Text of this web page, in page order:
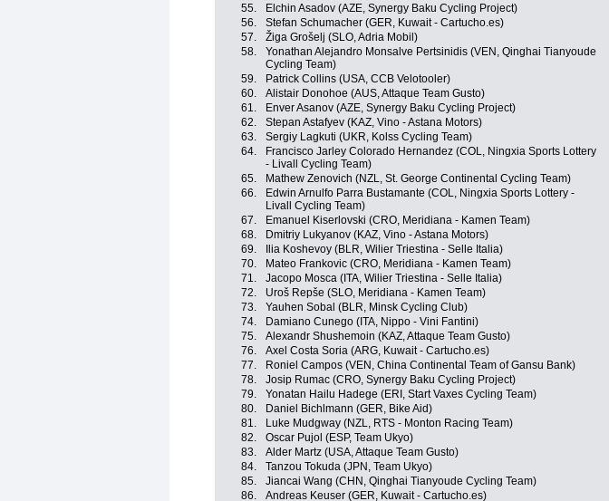
55.
Elchin Asadov (AZE, Synergy Baku Cycling Project)
56.
Stefan Schumacher (GER, Kuwait - Cartucho.es)
57.
Žiga Grošelj (SLO, Adria Mobil)
58.
Yonathan Alejandro Monsalve Pertsinidis (VEN, Qinghai Tianyoude
Cycling Team)
59. Patrick Collins (USA, CCB Velotooler)
60.
Alistair Donohoe (AUS, Attaque Team Gusto)
61.
Enver Asanov (AZE, Synergy Baku Cycling Project)
62.
Stepan Astafyev (KAZ, Vino - Astana Motors)
63.
Sergiy Lagkuti (UKR, Kolss Cycling Team)
64.
Francisco Jarley Colorado Hernandez (COL, Ningxia Sports Lottery
- Livall Cycling Team)
65. Mathew Zenovich (NZL, St. George Continental Cycling Team)
66.
Edwin Arnulfo Parra Bustamante (COL, Ningxia Sports Lottery -
Livall Cycling Team)
67. Emanuel Kiserlovski (CRO, Meridiana - Kamen Team)
68.
Dmitriy Lukyanov (KAZ, Vino - Astana Motors)
69.
Ilia Koshevoy (BLR, Wilier Triestina - Selle Italia)
70.
Mateo Frankovic (CRO, Meridiana - Kamen Team)
71.
Jacopo Mosca (ITA, Wilier Triestina - Selle Italia)
72.
Uroš Repše (SLO, Meridiana - Kamen Team)
73.
Yauhen Sobal (BLR, Minsk Cycling Club)
74.
Damiano Cunego (ITA, Nippo - Vini Fantini)
75.
Alexandr Shushemoin (KAZ, Attaque Team Gusto)
76.
Axel Costa Soria (ARG, Kuwait - Cartucho.es)
77.
Roniel Campos (VEN, China Continental Team of Gansu Bank)
78.
Josip Rumac (CRO, Synergy Baku Cycling Project)
79.
Yonatan Hailu Hadege (ERI, Start Vaxes Cycling Team)
80.
Daniel Bichlmann (GER, Bike Aid)
81.
Luke Mudgway (NZL, RTS - Monton Racing Team)
82.
Oscar Pujol (ESP, Team Ukyo)
83.
Alder Martz (USA, Attaque Team Gusto)
84.
Tanzou Tokuda (JPN, Team Ukyo)
85.
Jiancai Wang (CHN, Qinghai Tianyoude Cycling Team)
86.
Andreas Keuser (GER, Kuwait - Cartucho.es)